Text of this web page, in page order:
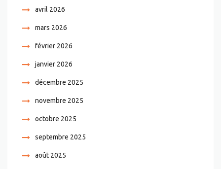
avril 2026
mars 2026
février 2026
janvier 2026
décembre 2025
novembre 2025
octobre 2025
septembre 2025
août 2025